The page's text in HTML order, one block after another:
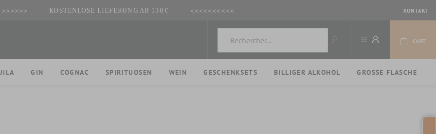
KOSTENLOSE LIEFERUNG AB 130€ <<<<<<<<<< KONTAKT
CART
GIN COGNAC SPIRITUOSEN WEIN GESCHENKSETS BILLIGER ALKOHOL GROSSE FLASCHE